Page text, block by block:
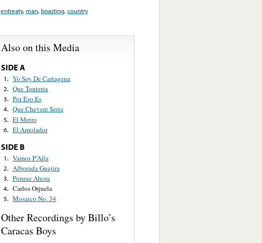
entreaty, man, boasting,country
Also on this Media
SIDE A
1. Yo Soy De Cartagena
2. Que Tonteria
3. Por Eso Es
4. Que Chevere Seria
5. El Metro
6. El Amolador
SIDE B
1. Vamos P’Alla
2. Alborada Guajira
3. Porque Ahora
4. Carlos Orjuela
5. Mosaico No. 34
Other Recordings by Billo’s
Caracas Boys